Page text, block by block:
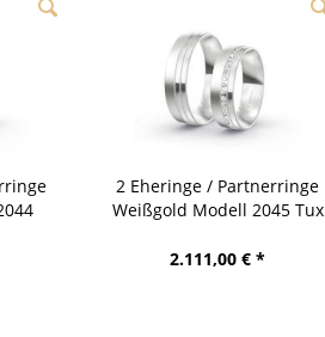
2 Eheringe / Partnerringe
Weißgold Modell 2045 Tux
2.111,00 € *